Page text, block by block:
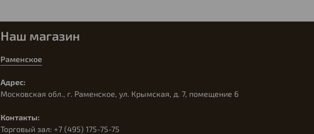
Наш магазин
Раменское
Адрес:
Московская обл., г. Раменское, ул. Крымская, д. 7, помещение 6
Контакты:
Торговый зал: +7 (495) 175-75-75